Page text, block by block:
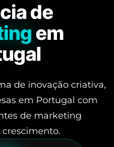
de
em
de inovação criativa,
em Portugal com
de marketing